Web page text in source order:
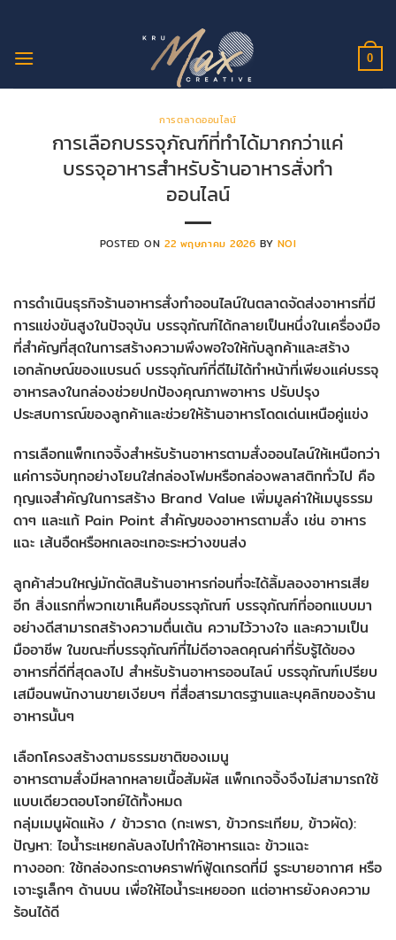
ยัง
0
การตลาดออนไลน์
การเลือกบรรจุภัณฑ์ที่ทำได้มากกว่าแค่
บรรจุอาหารสำหรับร้านอาหารสั่งทำ
ออนไลน์
POSTED ON22 พฤษภาคม 2026 BY NOI
การดำเนินธุรกิจร้านอาหารสั่งทำออนไลน์ในตลาดจัดส่งอาหารที่มี
การแข่งขันสูงในปัจจุบัน บรรจุภัณฑ์ได้กลายเป็นหนึ่งในเครื่องมือ
ที่สำคัญที่สุดในการสร้างความพึงพอใจให้กับลูกค้าและสร้าง
เอกลักษณ์ของแบรนด์ บรรจุภัณฑ์ที่ดีไม่ได้ทำหน้าที่เพียงแค่บรรจุ
อาหารลงในกล่องช่วยปกป้องคุณภาพอาหาร ปรับปรุง
ประสบการณ์ของลูกค้าและช่วยให้ร้านอาหารโดดเด่นเหนือคู่แข่ง
การเลือกแพ็กเกจจิ้งสำหรับร้านอาหารตามสั่งออนไลน์ให้เหนือกว่า
แค่การจับทุกอย่างโยนใส่กล่องโฟมหรือกล่องพลาสติกทั่วไป คือ
กุญแจสำคัญในการสร้าง Brand Value เพิ่มมูลค่าให้เมนูธรรม
ดาๆ และแก้ Pain Point สำคัญของอาหารตามสั่ง เช่น อาหาร
แฉะ เส้นอืดหรือหกเลอะเทอะระหว่างขนส่ง
ลูกค้าส่วนใหญ่มักตัดสินร้านอาหารก่อนที่จะได้ลิ้มลองอาหารเสีย
อีก สิ่งแรกที่พวกเขาเห็นคือบรรจุภัณฑ์ บรรจุภัณฑ์ที่ออกแบบมา
อย่างดีสามารถสร้างความตื่นเต้น ความไว้วางใจ และความเป็น
มืออาชีพ ในขณะที่บรรจุภัณฑ์ที่ไม่ดีอาจลดคุณค่าที่รับรู้ได้ของ
อาหารที่ดีที่สุดลงไป สำหรับร้านอาหารออนไลน์ บรรจุภัณฑ์เปรียบ
เสมือนพนักงานขายเงียบๆ ที่สื่อสารมาตรฐานและบุคลิกของร้าน
อาหารนั้นๆ
เลือกโครงสร้างตามธรรมชาติของเมนู
อาหารตามสั่งมีหลากหลายเนื้อสัมผัส แพ็กเกจจิ้งจึงไม่สามารถใช้
แบบเดียวตอบโจทย์ได้ทั้งหมด
กลุ่มเมนูผัดแห้ง / ข้าวราด (กะเพรา, ข้าวกระเทียม, ข้าวผัด):
ปัญหา: ไอน้ำระเหยกลับลงไปทำให้อาหารแฉะ ข้าวแฉะ
ทางออก: ใช้กล่องกระดาษคราฟท์ฟู้ดเกรดที่มี รูระบายอากาศ หรือ
เจาะรูเล็กๆ ด้านบน เพื่อให้ไอน้ำระเหยออก แต่อาหารยังคงความ
ร้อนได้ดี